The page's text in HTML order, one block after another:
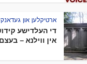
ארטיקלען און
די העלדישע
אין ווילנא –